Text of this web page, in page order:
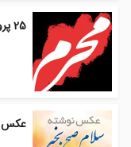
25 پروفایل محرم جدید
عکس